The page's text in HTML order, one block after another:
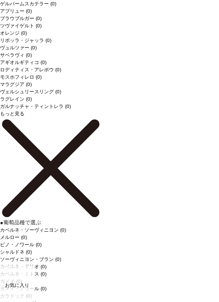
お気に入り
ゲルバームスカテラー (0)
アブリュー (0)
ブラウブルガー (0)
ツヴァイゲルト (0)
オレンジ (0)
リボッラ・ジャッラ (0)
ヴュルツァー (0)
サペラヴィ (0)
アギオルギティコ (0)
ロディティス・アレポウ (0)
モスホフィレロ (0)
マラグジア (0)
ヴェルシュリースリング (0)
ラグレイン (0)
ガルナッチャ・ティントレラ (0)
もっと見る
●葡萄品種で選ぶ
カベルネ・ソーヴィニヨン (0)
メルロー (0)
ピノ・ノワール (0)
シャルドネ (0)
ソーヴィニヨン・ブラン (0)
カベルネ・ドリオ (0)
カベルネ・ミトス (0)
ガメイ (0)
ガメイ・ノワール (0)
カラドック (0)